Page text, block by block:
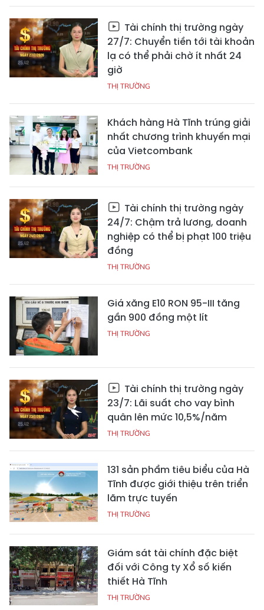
Tài chính thị trường ngày
27/7: Chuyển tiền tới tài khoản
lạ có thể phải chờ ít nhất 24
giờ
THỊ TRƯỜNG
Khách hàng Hà Tĩnh trúng giải
nhất chương trình khuyến mại
của Vietcombank
THỊ TRƯỜNG
Tài chính thị trường ngày
24/7: Chậm trả lương, doanh
nghiệp có thể bị phạt 100 triệu
đồng
THỊ TRƯỜNG
Giá xăng E10 RON 95-III tăng
gần 900 đồng một lít
THỊ TRƯỜNG
Tài chính thị trường ngày
23/7: Lãi suất cho vay bình
quân lên mức 10,5%/năm
THỊ TRƯỜNG
131 sản phẩm tiêu biểu của Hà
Tĩnh được giới thiệu trên triển
lãm trực tuyến
THỊ TRƯỜNG
Giám sát tài chính đặc biệt
đối với Công ty Xổ số kiến
thiết Hà Tĩnh
THỊ TRƯỜNG